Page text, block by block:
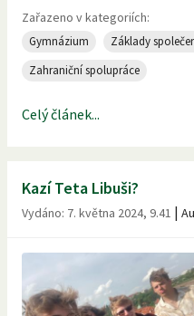
Zařazeno v kategoriích:
Gymnázium
Základy
Zahraniční spolupráce
Celý článek...
Kazí Teta Libuši?
Vydáno: 7. května 2024, 9.41 |